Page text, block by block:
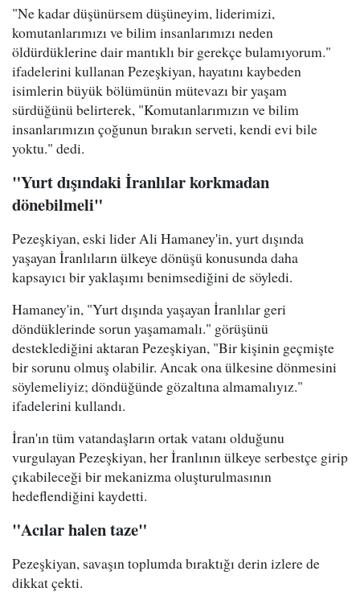
"Ne kadar düşünürsem düşüneyim, liderimizi,
komutanlarımızı ve bilim insanlarımızı neden
öldürdüklerine dair mantıklı bir gerekçe bulamıyorum."
ifadelerini kullanan Pezeşkiyan, hayatını kaybeden
isimlerin büyük bölümünün mütevazı bir yaşam
sürdüğünü belirterek, "Komutanlarımızın ve bilim
insanlarımızın çoğunun bırakın serveti, kendi evi bile
yoktu." dedi.
"Yurt dışındaki İranlılar korkmadan
dönebilmeli"
Pezeşkiyan, eski lider Ali Hamaney'in, yurt dışında
yaşayan İranlıların ülkeye dönüşü konusunda daha
kapsayıcı bir yaklaşımı benimsediğini de söyledi.
Hamaney'in, "Yurt dışında yaşayan İranlılar geri
döndüklerinde sorun yaşamamalı." görüşünü
desteklediğini aktaran Pezeşkiyan, "Bir kişinin geçmişte
bir sorunu olmuş olabilir. Ancak ona ülkesine dönmesini
söylemeliyiz; döndüğünde gözaltına almamalıyız."
ifadelerini kullandı.
İran'ın tüm vatandaşların ortak vatanı olduğunu
vurgulayan Pezeşkiyan, her İranlının ülkeye serbestçe girip
çıkabileceği bir mekanizma oluşturulmasının
hedeflendiğini kaydetti.
"Acılar halen taze"
Pezeşkiyan, savaşın toplumda bıraktığı derin izlere de
dikkat çekti.